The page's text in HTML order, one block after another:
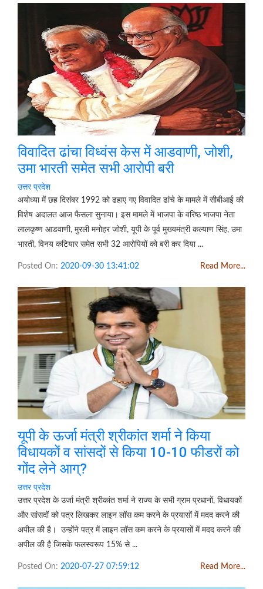
विवादित ढांचा विध्वंस केस में आडवाणी, जोशी,
उमा भारती समेत सभी आरोपी बरी
उत्तर प्रदेश
अयोध्या में छह दिसंबर 1992 को ढहाए गए विवादित ढांचे के मामले में सीबीआई की
विशेष अदालत आज फैसला सुनाया। इस मामले में भाजपा के वरिष्ठ भाजपा नेता
लालकृष्ण आडवाणी, मुरली मनोहर जोशी, यूपी के पूर्व मुख्यमंत्री कल्याण सिंह, उमा
भारती, विनय कटियार समेत सभी 32 आरोपियों को बरी कर दिया ...
Posted On: 2020-09-30 13:41:02 Read More...
यूपी के ऊर्जा मंत्री श्रीकांत शर्मा ने किया
विधायकों व सांसदों से किया 10-10 फीडरों को
गोंद लेने आग्?
उत्तर प्रदेश
उत्तर प्रदेश के उर्जा मंत्री श्रीकांत शर्मा ने राज्य के सभी ग्राम प्रधानों, विधायकों
और सांसदों को पत्र लिखकर लाइन लॉस कम करने के प्रयासों में मदद करने की
अपील की है। उन्होंने पत्र में लाइन लॉस कम करने के प्रयासों में मदद करने की
अपील की है जिसके फलस्वरूप 15% से ...
Posted On: 2020-07-27 07:59:12 Read More...